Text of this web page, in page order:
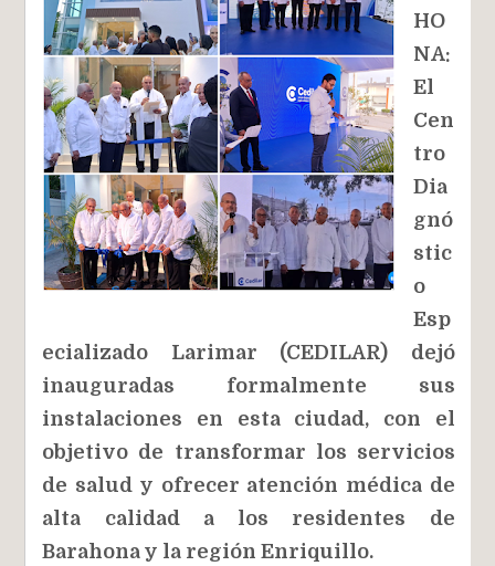
HO
NA:
El
Cen
tro
Dia
gnó
stic
o
Esp
ecializado Larimar (CEDILAR) dejó
inauguradas formalmente sus
instalaciones en esta ciudad, con el
objetivo de transformar los servicios
de salud y ofrecer atención médica de
alta calidad a los residentes de
Barahona y la región Enriquillo.